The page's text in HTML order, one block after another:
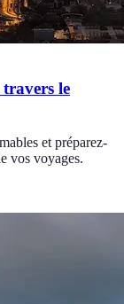
le
et préparez-
vos voyages.